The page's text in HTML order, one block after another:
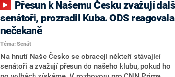
stárnutí populace, řekl ve středu na setkání s novináři
nový předseda lidovců Jan Grolich. Ten zároveň v
senátních volbách kandiduje ve Vyškově. Popsal i
aktivitu opozice, o níž vládní strany nebo političtí
komentátoři mluví jako o slabé a v defenzivě. „Je to
úmorná práce upozorňovat na chyby vlády. Ministři s
námi navíc nechodí do debat. Chceme ale ukazovat
svoje témata,“ odpověděl Grolich na dotaz CNN Prima
senátoři, prozradil Kuba. ODS reagovala
nečekaně
Téma: Senát
Na hnutí Naše Česko se obracejí někteří stávající
senátoři a zvažují přesun do našeho klubu, pokud ho